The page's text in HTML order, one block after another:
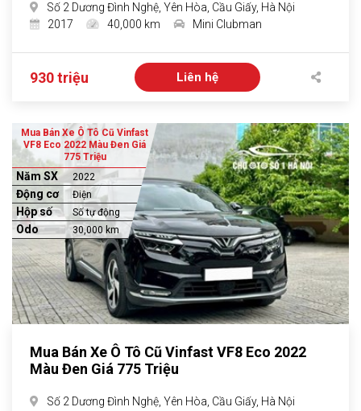
Số 2 Dương Đình Nghệ, Yên Hòa, Cầu Giấy, Hà Nội
2017
40,000 km Mini Clubman
930 triệu Liên hệ
Mua Bán Xe Ô Tô Cũ Vinfast
VF8 Eco 2022 Màu Đen Giá
775 Triệu
Năm SX 2022
Động cơ Điện
Hộp số Số tự động
Odo 30,000 km
Mua Bán Xe Ô Tô Cũ Vinfast VF8 Eco 2022
Màu Đen Giá 775 Triệu
Số 2 Dương Đình Nghệ, Yên Hòa, Cầu Giấy, Hà Nội